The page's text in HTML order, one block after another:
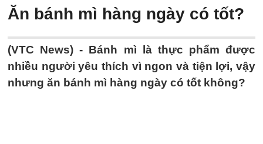
Ăn bánh mì hàng ngày có tốt?
(VTC News) - Bánh mì là thực phẩm được
nhiều người yêu thích vì ngon và tiện lợi, vậy
nhưng ăn bánh mì hàng ngày có tốt không?